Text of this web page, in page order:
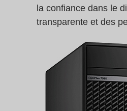
la confiance dans le
transparente et des